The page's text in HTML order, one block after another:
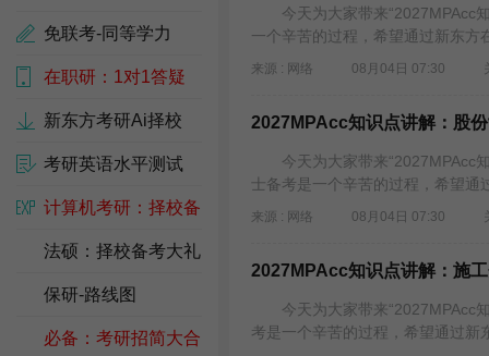
免联考-同等学力
在职研：1对1答疑
新东方考研Ai择校
考研英语水平测试
计算机考研：择校备
考包
法硕：择校备考大礼
包
保研-路线图
必备：考研招简大合
今天为大家带来“2027MPAcc知
一个辛苦的过程，希望通过新东
来源 : 网络 08月04日 07:30
2027MPAcc知识点讲解：股
今天为大家带来“2027MPAcc知
士备考是一个辛苦的过程，希望
来源 : 网络 08月04日 07:30
2027MPAcc知识点讲解：施
今天为大家带来“2027MPAcc知
考是一个辛苦的过程，希望通过